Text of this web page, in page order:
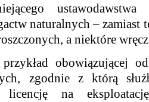
naturalnych – zamiast
a niektóre
przykład obowiązującej
zgodnie z którą
licencję na